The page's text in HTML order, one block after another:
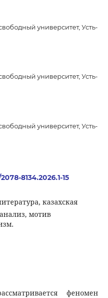
университет, Усть-
университет, Усть-
университет, Усть-
8134.2026.1-15
казахская
мотив
феномен